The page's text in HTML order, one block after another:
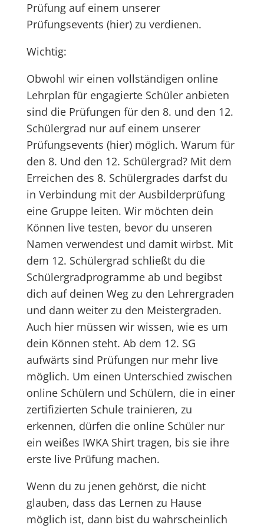
Prüfung auf einem unserer
Prüfungsevents (hier) zu verdienen.
Wichtig:
Obwohl wir einen vollständigen online
Lehrplan für engagierte Schüler anbieten
sind die Prüfungen für den 8. und den 12.
Schülergrad nur auf einem unserer
Prüfungsevents (hier) möglich. Warum für
den 8. Und den 12. Schülergrad? Mit dem
Erreichen des 8. Schülergrades darfst du
in Verbindung mit der Ausbilderprüfung
eine Gruppe leiten. Wir möchten dein
Können live testen, bevor du unseren
Namen verwendest und damit wirbst. Mit
dem 12. Schülergrad schließt du die
Schülergradprogramme ab und begibst
dich auf deinen Weg zu den Lehrergraden
und dann weiter zu den Meistergraden.
Auch hier müssen wir wissen, wie es um
dein Können steht. Ab dem 12. SG
aufwärts sind Prüfungen nur mehr live
möglich. Um einen Unterschied zwischen
online Schülern und Schülern, die in einer
zertifizierten Schule trainieren, zu
erkennen, dürfen die online Schüler nur
ein weißes IWKA Shirt tragen, bis sie ihre
erste live Prüfung machen.
Wenn du zu jenen gehörst, die nicht
glauben, dass das Lernen zu Hause
möglich ist, dann bist du wahrscheinlich